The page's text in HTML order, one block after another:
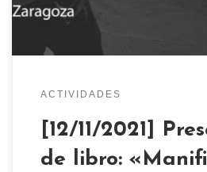
ACTIVIDADES
[12/11/2021]
de libro: